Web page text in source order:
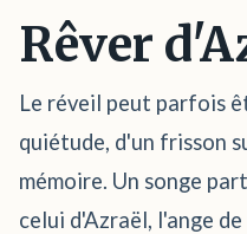
Rêver
Le réveil peut parfois
quiétude, d'un frisson
mémoire. Un songe
celui d'Azraël, l'ange